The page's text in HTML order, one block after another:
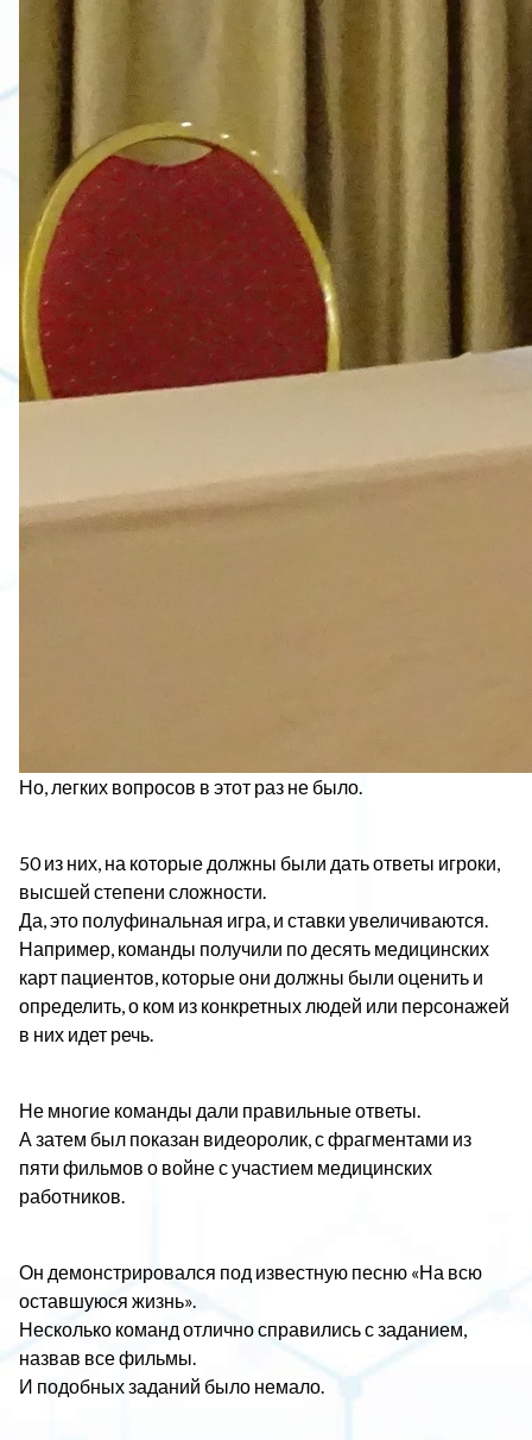
Но, легких вопросов в этот раз не было.
50 из них, на которые должны были дать ответы игроки,
высшей степени сложности.
Да, это полуфинальная игра, и ставки увеличиваются.
Например, команды получили по десять медицинских
карт пациентов, которые они должны были оценить и
определить, о ком из конкретных людей или персонажей
в них идет речь.
Не многие команды дали правильные ответы.
А затем был показан видеоролик, с фрагментами из
пяти фильмов о войне с участием медицинских
работников.
Он демонстрировался под известную песню «На всю
оставшуюся жизнь».
Несколько команд отлично справились с заданием,
назвав все фильмы.
И подобных заданий было немало.